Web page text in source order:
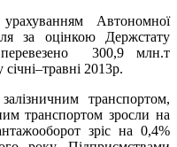
Автономної
за оцінкою Держстату
перевезено 300,9 млн.т
2013р.
транспортом,
транспортом зросли на
зріс на 0,4%